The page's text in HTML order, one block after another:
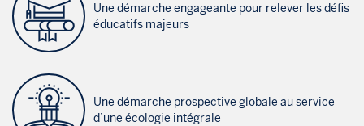
Une démarche engageante pour relever les défis
éducatifs majeurs
Une démarche prospective globale au service
d’une écologie intégrale